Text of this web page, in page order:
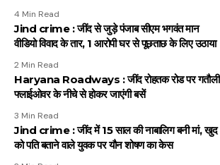
4 Min Read
Jind crime : जींद से जुड़े पंजाब सीएम भगवंत मान
वीडियो विवाद के तार, 1 आरोपी घर से पूछताछ के लिए उठाया
2 Min Read
Haryana Roadways : जींद रोहतक रोड पर गतौली
फ्लाईओवर के नीचे से होकर जाएंगी बसें
3 Min Read
Jind crime : जींद में 15 साल की नाबालिग बनी मां, खुद
को पति बताने वाले युवक पर यौन शोषण का केस